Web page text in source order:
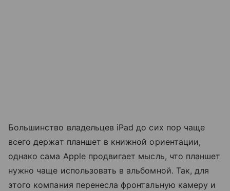
Большинство владельцев iPad до сих пор чаще
всего держат планшет в книжной ориентации,
однако сама Apple продвигает мысль, что планшет
нужно чаще использовать в альбомной. Так, для
этого компания перенесла фронтальную камеру и